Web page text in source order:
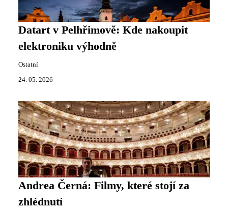
Datart v Pelhřimově: Kde nakoupit
elektroniku výhodně
Ostatní
24. 05. 2026
Andrea Černá: Filmy, které stojí za
zhlédnutí